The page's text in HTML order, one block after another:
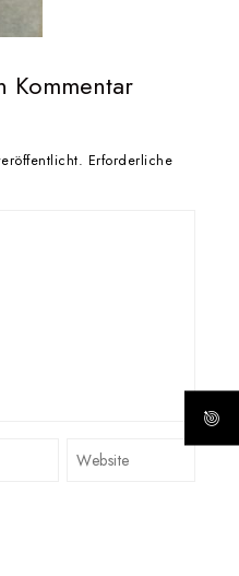
Kommentar
Erforderliche